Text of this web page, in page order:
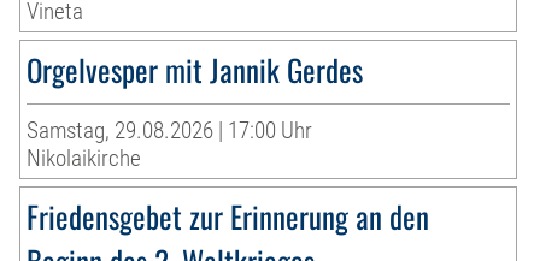
Vineta
Orgelvesper mit Jannik Gerdes
Samstag, 29.08.2026 | 17:00 Uhr
Nikolaikirche
Friedensgebet zur Erinnerung an den